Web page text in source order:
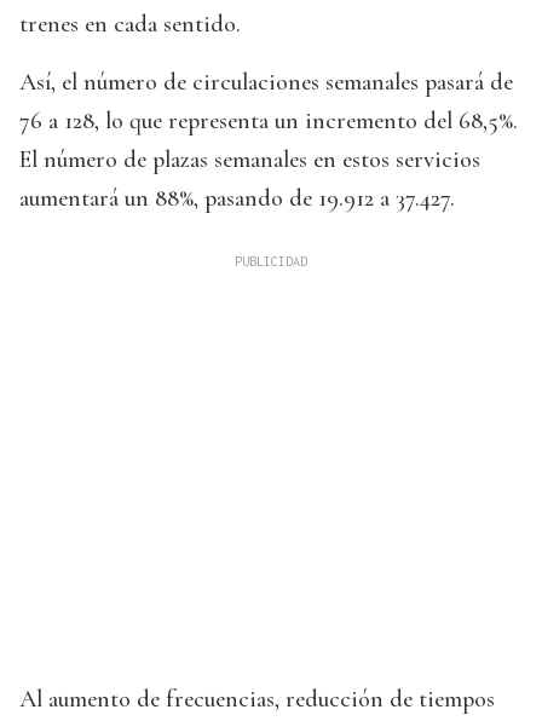
trenes en cada sentido.
Así, el número de circulaciones semanales pasará de
76 a 128, lo que representa un incremento del 68,5%.
El número de plazas semanales en estos servicios
aumentará un 88%, pasando de 19.912 a 37.427.
Al aumento de frecuencias, reducción de tiempos